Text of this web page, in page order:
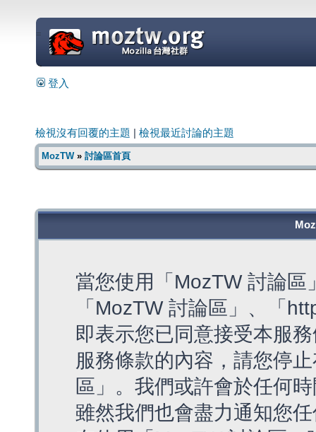
=
登入
檢視沒有回覆的主題 檢視最近討論的主題
MozTW» 討論區首頁
當您使用「MozTW 討論
「MozTW 討論區」、「
即表示您已同意接受本服
服務條款的內容，請您停
區」。我們或許會於任何
雖然我們也會盡力通知您